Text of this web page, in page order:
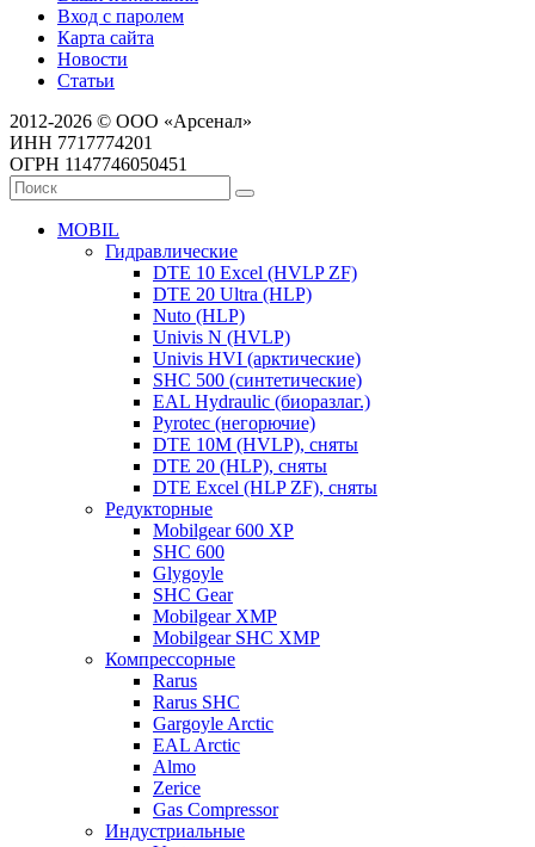
Вход с паролем
Карта сайта
Новости
Статьи
2012-2026 © ООО «Арсенал»
ИНН 7717774201
ОГРН 1147746050451
MOBIL
Гидравлические
DTE 10 Excel (HVLP ZF)
DTE 20 Ultra (HLP)
Nuto (HLP)
Univis N (HVLP)
Univis HVI (арктические)
SHC 500 (синтетические)
EAL Hydraulic (биоразлаг.)
Pyrotec (негорючие)
DTE 10M (HVLP), сняты
DTE 20 (HLP), сняты
DTE Excel (HLP ZF), сняты
Редукторные
Mobilgear 600 XP
SHC 600
Glygoyle
SHC Gear
Mobilgear XMP
Mobilgear SHC XMP
Компрессорные
Rarus
Rarus SHC
Gargoyle Arctic
EAL Arctic
Almo
Zerice
Gas Compressor
Индустриальные